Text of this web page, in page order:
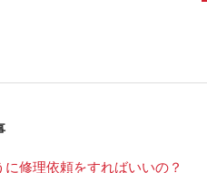
に修理依頼をすればいいの？